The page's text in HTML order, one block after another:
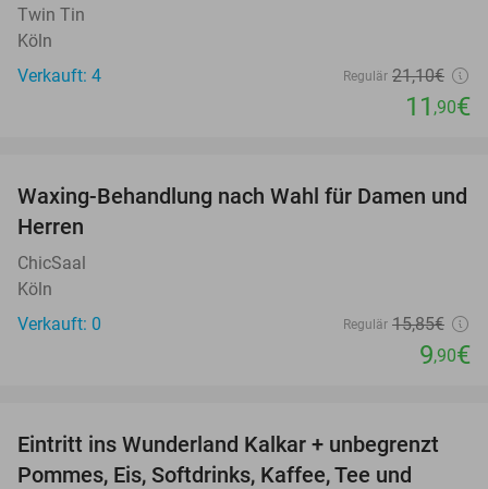
Twin Tin
Köln
Verkauft: 4
Regulär 21,10€
11 ,90€
38%
NEW
TODAY
Waxing-Behandlung nach Wahl für Damen und
Herren
ChicSaal
Köln
Verkauft: 0
Regulär 15,85€
9,90€
32%
Eintritt ins Wunderland Kalkar + unbegrenzt
Pommes, Eis, Softdrinks, Kaffee, Tee und